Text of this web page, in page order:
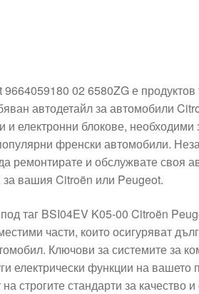
02 6580ZG е продуктов
автодетайл за автомобили
и електронни блокове,
френски автомобили.
ремонтирате и обслужвате своя
вашия Citroën или Peugeot.
таг BSI04EV K05-00 Citroën
части, които осигуряват
Ключови за системите за
електрически функции на вашето
строгите стандарти за